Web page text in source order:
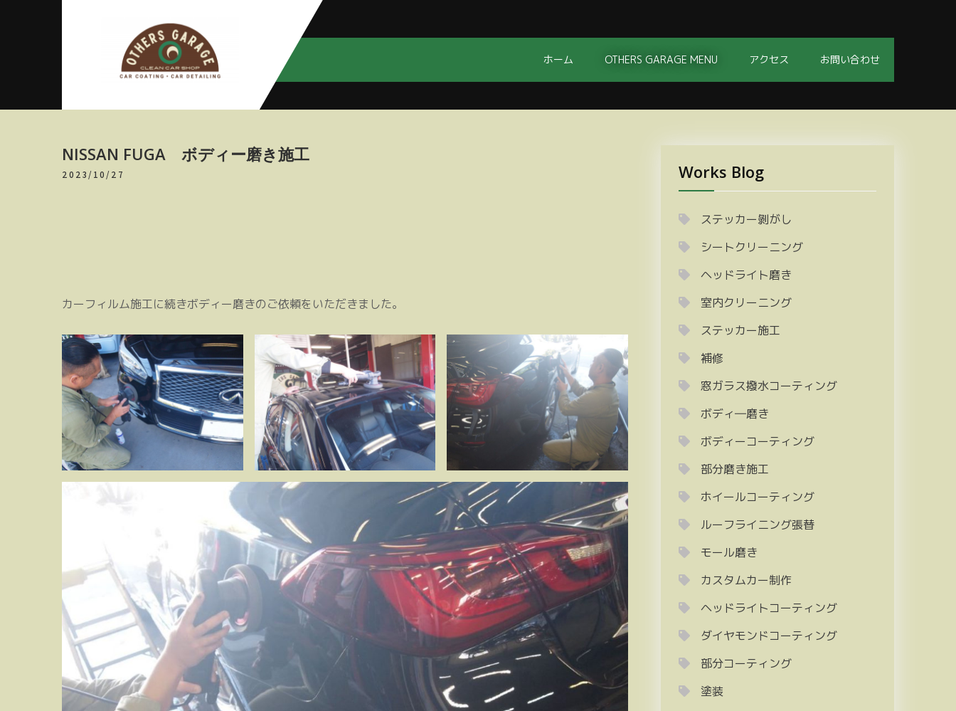
アザースガ
テナンス
ホーム OTHERS GARAGE MENU アクセス お問い合わせ
NISSAN FUGA ボディー磨き施工
2023/10/27
カーフィルム施工に続きボディー磨きのご依頼をいただきました。
Works Blog
ステッカー剝がし
シートクリーニング
ヘッドライト磨き
室内クリーニング
ステッカー施工
補修
窓ガラス撥水コーティング
ボディ―磨き
ボディーコーティング
部分磨き施工
ホイールコーティング
ルーフライニング張替
モール磨き
カスタムカー制作
ヘッドライトコーティング
ダイヤモンドコーティング
部分コーティング
塗装